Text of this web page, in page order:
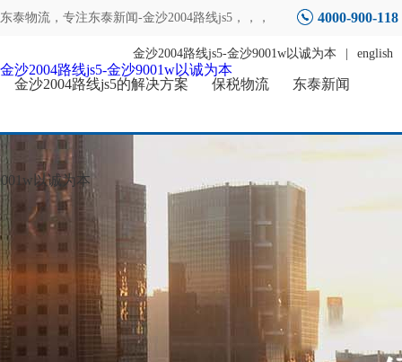
东泰物流，专注东泰新闻-金沙2004路线js5 ，，， 4000-900-118
金沙2004路线js5-金沙9001w以诚为本 english
金沙2004路线js5-金沙9001w以诚为本
金沙2004路线js5的解决方案
保税物流 东泰新闻
以诚为本